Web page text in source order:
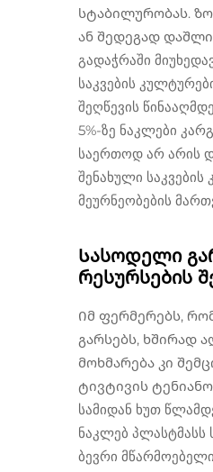
სტაბილურობას.
ან შედეგად
გადაჭრაში
საკვების
შეღწევის
5%-ზე ნაკლები
საერთოდ არ არის
შენახული
მეურნეობების
Სასოდელი
რესურსების
Იმ ფერმერებს,
გარსებს, ხშირად
მოხმარება კი
ტივტივის
სამიდან ხუთ
ნაკლებ პლასტმასს
ბევრი